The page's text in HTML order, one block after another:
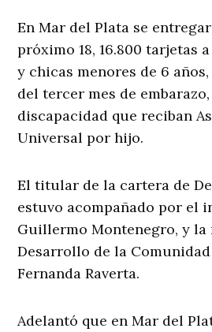
En Mar del Plata se
próximo 18, 16.800 tarjetas
y chicas menores de 6
del tercer mes de
discapacidad que reciban
Universal por hijo.
El titular de la cartera de
estuvo acompañado por el
Guillermo Montenegro, y la
Desarrollo de la Comunidad
Fernanda Raverta.
Adelantó que en Mar del